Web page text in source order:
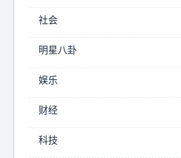
聿
德
，
竟
是
皖
北
工
社会
明星八卦
娱乐
财经
科技